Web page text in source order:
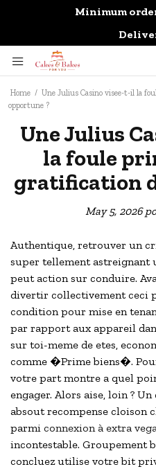
Minimum
Home / Une Julius Casino visee-t-il la
opportune ?
Une Julius
la foule
gratification
May 5, 2026
Authentique, retrouver un
super tellement astreignant
peut action sur conduire.
divertir collectivement ceci
condition pour mise en
par rapport aux appareil
sur toi-meme de etes,
comme �Prime biens�.
votre part montre a quel
engager. Alors aise, loin ?
absout recompense cloison
parmi connexion à extra
incontestable. Groupement
concluez utilise votre bit